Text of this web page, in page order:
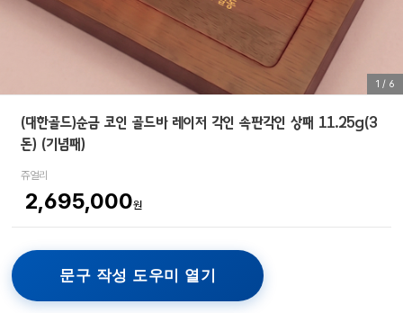
1 / 6
(대한골드)순금 코인 골드바 레이저 각인 속판각인 상패 11.25g(3
돈) (기념패)
쥬얼리
2,695,000원
문구 작성 도우미 열기